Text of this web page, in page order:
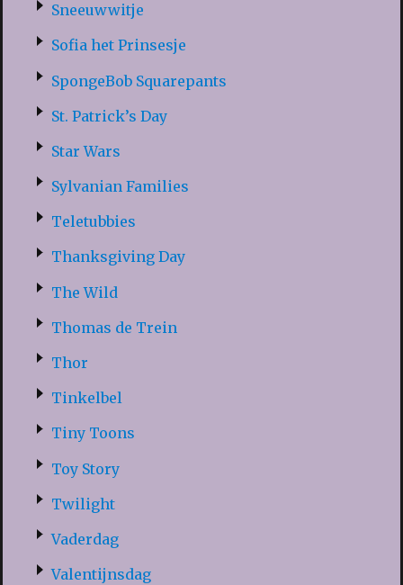
Sneeuwwitje
Sofia het Prinsesje
SpongeBob Squarepants
St. Patrick’s Day
Star Wars
Sylvanian Families
Teletubbies
Thanksgiving Day
The Wild
Thomas de Trein
Thor
Tinkelbel
Tiny Toons
Toy Story
Twilight
Vaderdag
Valentijnsdag